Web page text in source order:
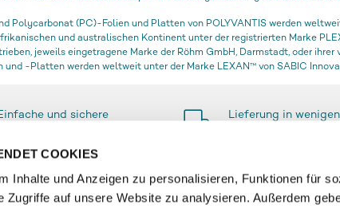
COOKIES
Inhalte und Anzeigen zu personalisieren, Funktionen für
Zugriffe auf unsere Website zu analysieren. Außerdem
Polycarbonat (PC)-Folien und Platten von POLYVANTIS werden
und australischen Kontinent unter der registrierten Marke
jeweils eingetragene Marke der Röhm GmbH, Darmstadt, oder ihrer
und -Platten werden weltweit unter der Marke LEXAN™ von SABIC
und sichere
Lieferung in wenigen